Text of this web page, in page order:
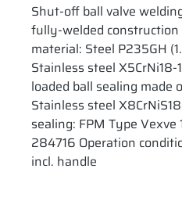
Shut-off ball valve
fully-welded construction
material: Steel P235GH
Stainless steel X5CrNi18-
loaded ball sealing made
Stainless steel
sealing: FPM Type
284716 Operation
incl. handle